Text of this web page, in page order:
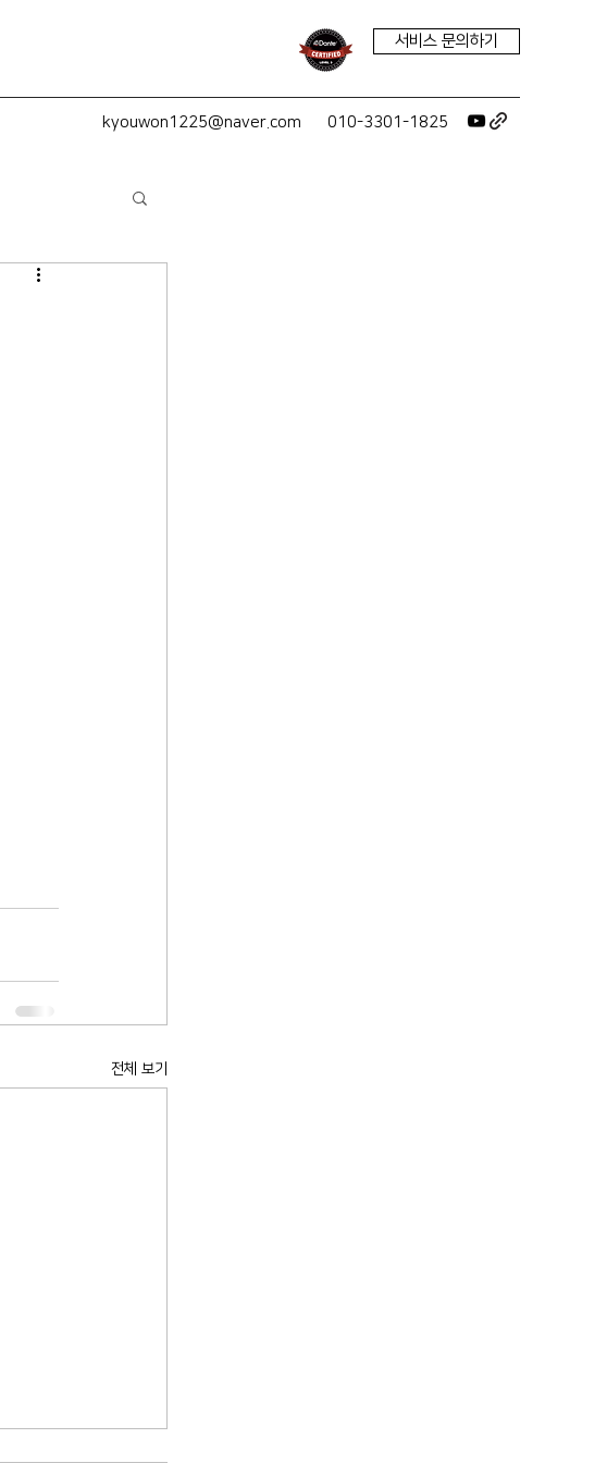
서비스 문의하기
kyouwon1225@naver.com 010-3301-1825
전체 보기